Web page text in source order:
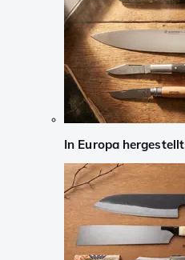
In Europa hergestellt